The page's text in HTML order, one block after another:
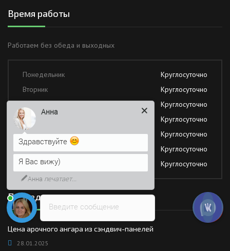
Время работы
Работаем без обеда и выходных
Понедельник
Круглосуточно
Вторник
Круглосуточно
Круглосуточно
Четверг
Круглосуточно
Пятница
Круглосуточно
Суббота
Круглосуточно
Воскресение
Круглосуточно
Последние новости
Цена арочного ангара из сэндвич-панелей
28.01.2025
Введите сообщение
Анна
Здравствуйте
Я Вас вижу)
Анна печатает...